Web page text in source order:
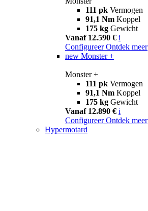
111 pk Vermogen
91,1 Nm Koppel
175 kg Gewicht
Vanaf 12.590 € i
Configureer Ontdek meer
new Monster +
Monster +
111 pk Vermogen
91,1 Nm Koppel
175 kg Gewicht
Vanaf 12.890 € i
Configureer Ontdek meer
Hypermotard